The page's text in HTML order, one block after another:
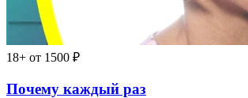
18+ от 1500 ₽
Почему каждый раз